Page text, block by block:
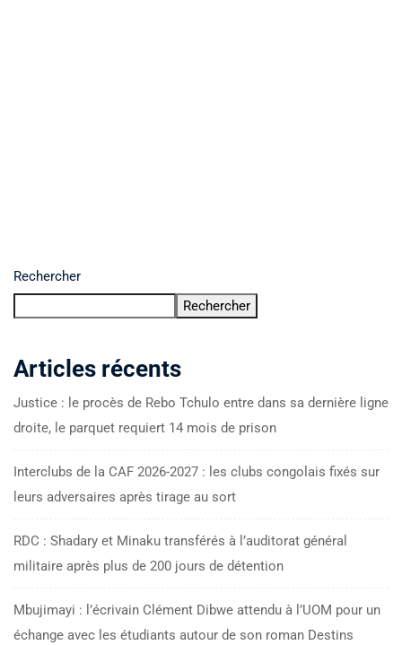
Rechercher
Rechercher
Articles récents
Justice : le procès de Rebo Tchulo entre dans sa dernière ligne
droite, le parquet requiert 14 mois de prison
Interclubs de la CAF 2026-2027 : les clubs congolais fixés sur
leurs adversaires après tirage au sort
RDC : Shadary et Minaku transférés à l’auditorat général
militaire après plus de 200 jours de détention
Mbujimayi : l’écrivain Clément Dibwe attendu à l’UOM pour un
échange avec les étudiants autour de son roman Destins